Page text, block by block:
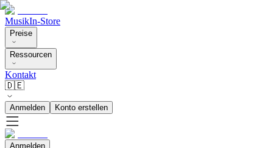
MusikIn-Store
Preise
Ressourcen
Kontakt
🇩🇪
Anmelden Konto erstellen
Anmelden